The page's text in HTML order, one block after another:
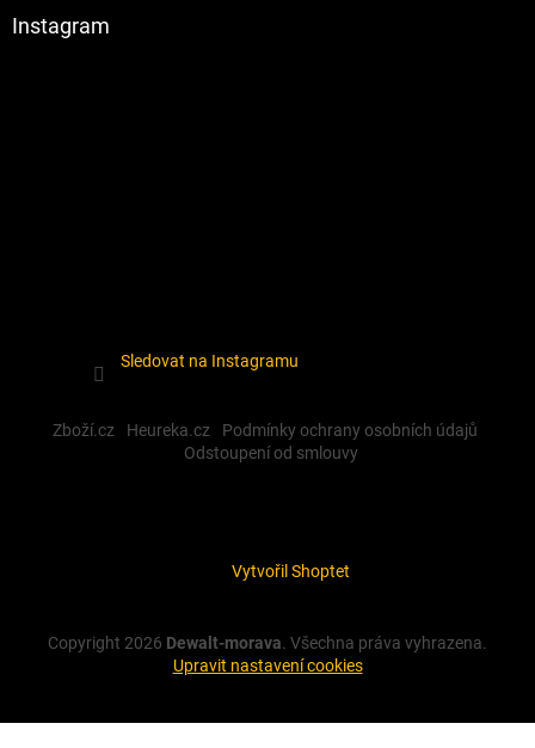
Instagram
Sledovat na Instagramu
Zboží.cz Heureka.cz
Podmínky ochrany osobních údajů
Odstoupení od smlouvy
Vytvořil Shoptet
Copyright 2026 Dewalt-morava. Všechna práva vyhrazena.
Upravit nastavení cookies